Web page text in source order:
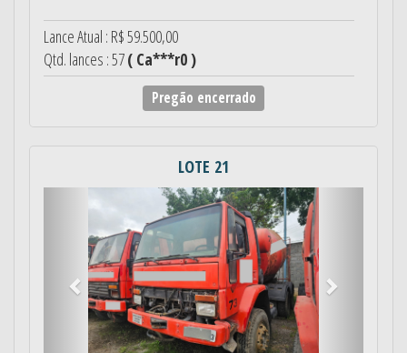
Lance Atual : R$ 59.500,00
Qtd. lances : 57( Ca***r0 )
Pregão encerrado
LOTE 21
Anterior